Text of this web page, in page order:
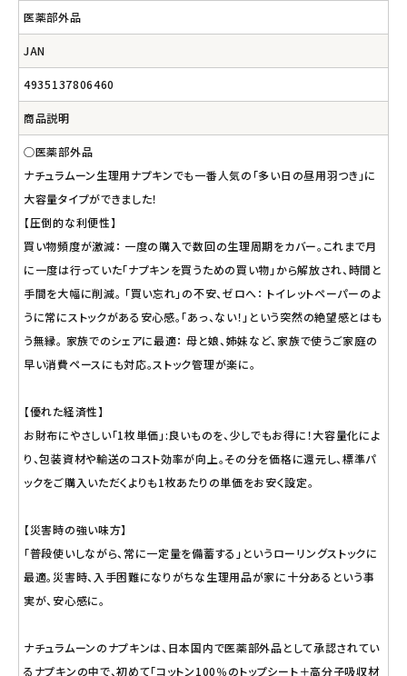
医薬部外品
JAN
4935137806460
商品説明
○医薬部外品
ナチュラムーン生理用ナプキンでも一番人気の「多い日の昼用羽つき」に
大容量タイプができました！
【圧倒的な利便性】
買い物頻度が激減： 一度の購入で数回の生理周期をカバー。これまで月
に一度は行っていた「ナプキンを買うための買い物」から解放され、時間と
手間を大幅に削減。 「買い忘れ」の不安、ゼロへ： トイレットペーパーのよ
うに常にストックがある安心感。「あっ、ない！」という突然の絶望感とはも
う無縁。 家族でのシェアに最適： 母と娘、姉妹など、家族で使うご家庭の
早い消費ペースにも対応。ストック管理が楽に。
【優れた経済性】
お財布にやさしい「1枚単価」:良いものを、少しでもお得に！大容量化によ
り、包装資材や輸送のコスト効率が向上。その分を価格に還元し、標準パ
ックをご購入いただくよりも1枚あたりの単価をお安く設定。
【災害時の強い味方】
「普段使いしながら、常に一定量を備蓄する」というローリングストックに
最適。災害時、入手困難になりがちな生理用品が家に十分あるという事
実が、安心感に。
ナチュラムーンのナプキンは、日本国内で医薬部外品として承認されてい
るナプキンの中で、初めて「コットン100％のトップシート＋高分子吸収材